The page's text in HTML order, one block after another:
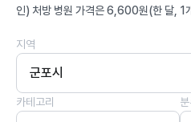
인) 처방 병원 가격은 6,600원(한 달, 1
지역
군포시
카테고리